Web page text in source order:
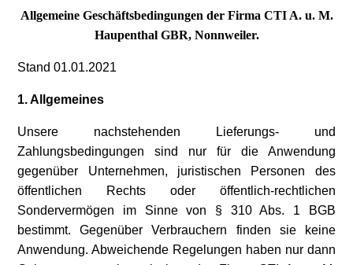
Allgemeine Geschäftsbedingungen der Firma CTI A. u. M.
Haupenthal GBR, Nonnweiler.
Stand 01.01.2021
1. Allgemeines
Unsere nachstehenden Lieferungs- und
Zahlungsbedingungen sind nur für die Anwendung
gegenüber Unternehmen, juristischen Personen des
öffentlichen Rechts oder öffentlich-rechtlichen
Sondervermögen im Sinne von § 310 Abs. 1 BGB
bestimmt. Gegenüber Verbrauchern finden sie keine
Anwendung. Abweichende Regelungen haben nur dann